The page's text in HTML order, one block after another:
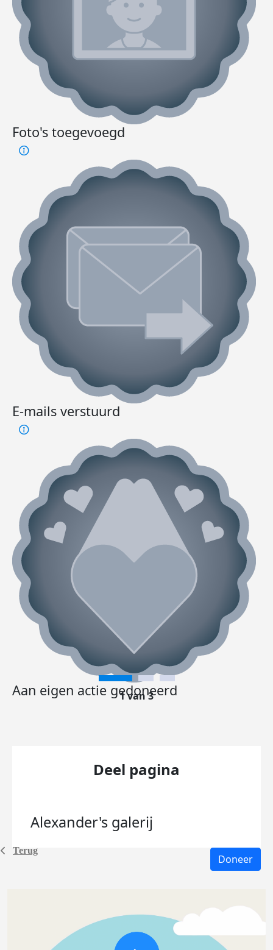
Terug
Foto's toegevoegd
E-mails verstuurd
Aan eigen actie gedoneerd
1 van 3
Deel pagina
Alexander's galerij
Doneer